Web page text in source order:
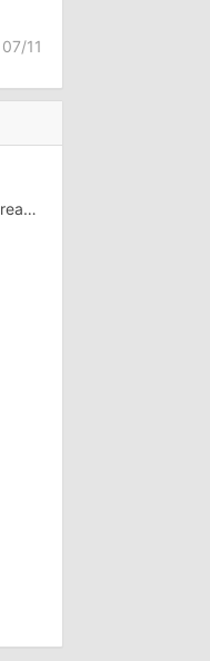
07/11
.NET，Response.Redirect 会产生 ThreadAbortException 异常